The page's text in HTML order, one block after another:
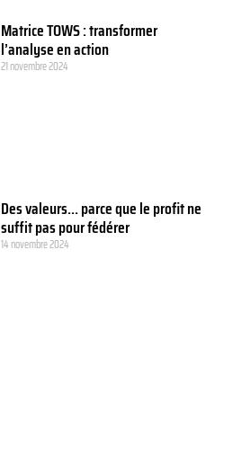
Matrice TOWS : transformer
l’analyse en action
21 novembre 2024
Des valeurs… parce que le profit ne
suffit pas pour fédérer
14 novembre 2024